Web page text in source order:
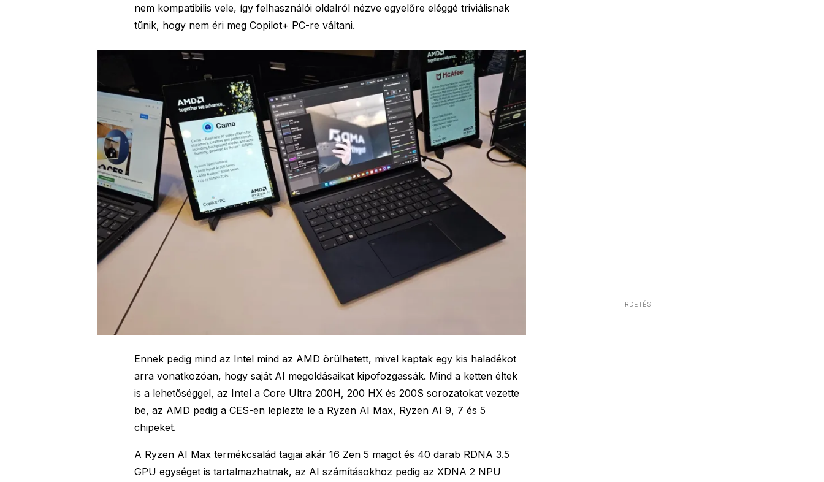
HIRDETÉS
nem kompatibilis vele, így felhasználói oldalról nézve egyelőre eléggé triviálisnak
tűnik, hogy nem éri meg Copilot+ PC-re váltani.
Ennek pedig mind az Intel mind az AMD örülhetett, mivel kaptak egy kis haladékot
arra vonatkozóan, hogy saját AI megoldásaikat kipofozgassák. Mind a ketten éltek
is a lehetőséggel, az Intel a Core Ultra 200H, 200 HX és 200S sorozatokat vezette
be, az AMD pedig a CES-en leplezte le a Ryzen AI Max, Ryzen AI 9, 7 és 5
chipeket.
A Ryzen AI Max termékcsalád tagjai akár 16 Zen 5 magot és 40 darab RDNA 3.5
GPU egységet is tartalmazhatnak, az AI számításokhoz pedig az XDNA 2 NPU